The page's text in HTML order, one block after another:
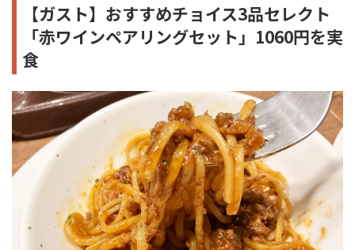
【ガスト】おすすめチョイス3品セレクト
「赤ワインペアリングセット」1060円を実
食